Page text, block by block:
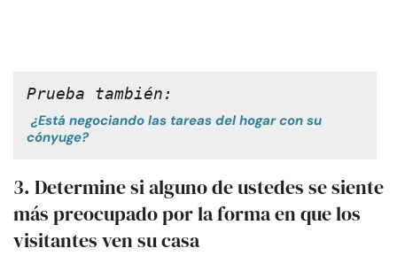
Prueba también:
¿Está negociando las tareas del hogar con su
cónyuge?
3. Determine si alguno de ustedes se siente
más preocupado por la forma en que los
visitantes ven su casa